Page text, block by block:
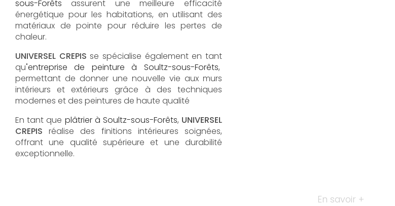
sous-Forêts assurent une meilleure efficacité
énergétique pour les habitations, en utilisant des
matériaux de pointe pour réduire les pertes de
chaleur.
UNIVERSEL CREPIS se spécialise également en tant
qu'entreprise de peinture à Soultz-sous-Forêts,
permettant de donner une nouvelle vie aux murs
intérieurs et extérieurs grâce à des techniques
modernes et des peintures de haute qualité
En tant que plâtrier à Soultz-sous-Forêts, UNIVERSEL
CREPIS réalise des finitions intérieures soignées,
offrant une qualité supérieure et une durabilité
exceptionnelle.
En savoir +